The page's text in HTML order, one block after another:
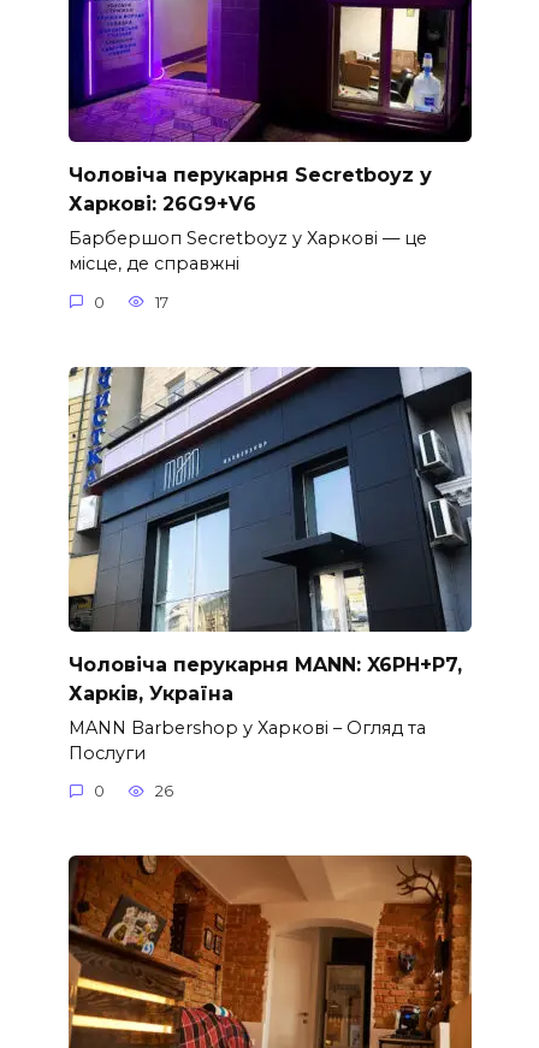
Чоловіча перукарня Secretboyz у
Харкові: 26G9+V6
Барбершоп Secretboyz у Харкові — це
місце, де справжні
0 17
Чоловіча перукарня MANN: X6PH+P7,
Харків, Україна
MANN Barbershop у Харкові – Огляд та
Послуги
0 26